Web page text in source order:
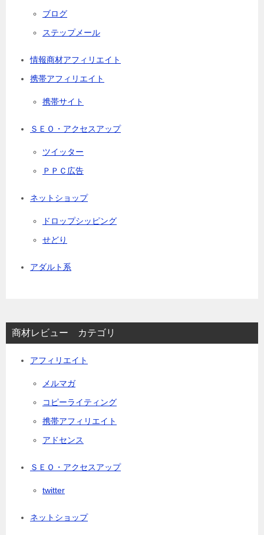
ブログ
ステップメール
情報商材アフィリエイト
携帯アフィリエイト
携帯サイト
ＳＥＯ・アクセスアップ
ツイッター
ＰＰＣ広告
ネットショップ
ドロップシッピング
せどり
アダルト系
商材レビュー カテゴリ
アフィリエイト
メルマガ
コピーライティング
携帯アフィリエイト
アドセンス
ＳＥＯ・アクセスアップ
twitter
ネットショップ